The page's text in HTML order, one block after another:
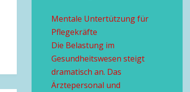
Mentale Untertützung für
Pflegekräfte
Die Belastung im
Gesundheitswesen steigt
dramatisch an. Das
Ärztepersonal und